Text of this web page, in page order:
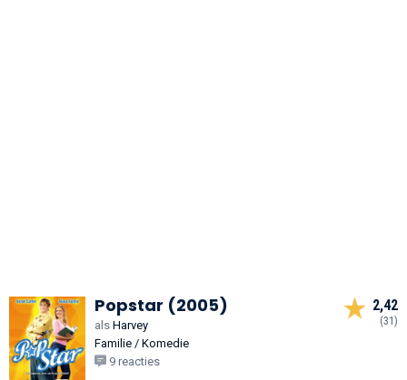
Popstar (2005)
als Harvey
Familie / Komedie
9 reacties
2,42
(31)